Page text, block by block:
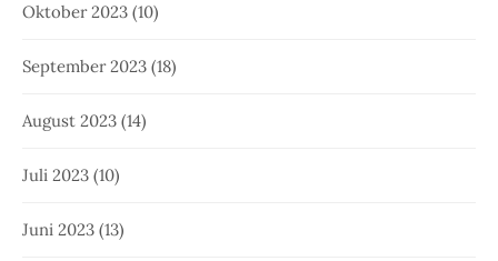
Oktober 2023 (10)
September 2023 (18)
August 2023 (14)
Juli 2023 (10)
Juni 2023 (13)